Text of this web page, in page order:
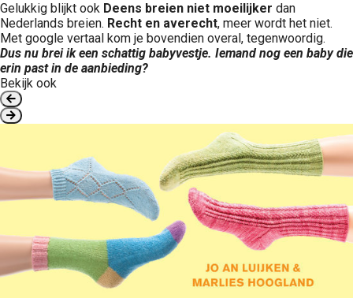
Gelukkig blijkt ook Deens breien niet moeilijker dan
Nederlands breien. Recht en averecht, meer wordt het niet.
Met google vertaal kom je bovendien overal, tegenwoordig.
Dus nu brei ik een schattig babyvestje. Iemand nog een baby die
erin past in de aanbieding?
Bekijk ook